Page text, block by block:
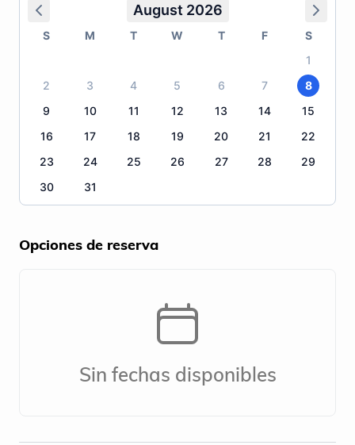
August 2026
S M T W T F
S
1
2
3 4 5 6 7
8
9
10 11 12 13 14
15
16
17 18 19 20 21
22
23
24 25 26 27 28
29
30
31
Opciones de reserva
Sin fechas disponibles